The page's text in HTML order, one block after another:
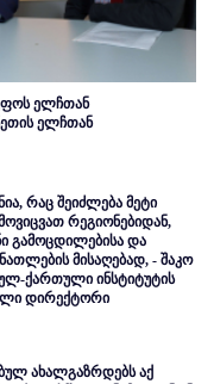
ელჩთან
ელჩთან
რაც შეიძლება მეტი
რეგიონებიდან,
გამოცდილებისა და
მისაღებად, - შაკო
ქართული ინსტიტუტის
დირექტორი
ახალგაზრდებს აქ